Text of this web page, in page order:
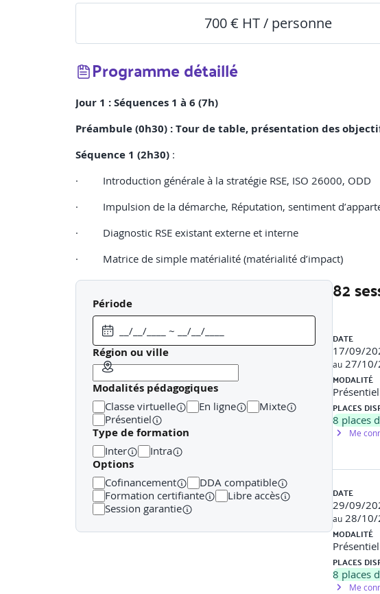
700 € HT / personne
Programme détaillé
Jour 1 : Séquences 1 à 6 (7h)
Préambule (0h30) : Tour de table, présentation des
Séquence 1 (2h30) :
· Introduction générale à la stratégie RSE, ISO 26000, ODD
· Impulsion de la démarche, Réputation, sentiment
· Diagnostic RSE existant externe et interne
· Matrice de simple matérialité (matérialité d’impact)
· Identification des signaux faibles
· Identification des Parties prenantes (cartographie)
Activité : Illustration sur un cas pratique
Séquence 2 (0h30) :
· Calcul d’un SROI, document Thésaurus Bercy
Séquence 3 (1h)
· Techniques de mobilisation
· Accompagnement au changement
Période
Région ou ville
Modalités pédagogiques
Classe virtuelle En ligne
Mixte
Présentiel
Type de formation
Inter Intra
Options
Cofinancement
DDA compatible
Formation certifiante
Libre accès
Session garantie
82
DATE
17/09/
au 27/10/
MODALITÉ
Présentiel
PLACES
8 places
Me
DATE
29/09/
au 28/10/
MODALITÉ
Présentiel
PLACES
8 places
Me